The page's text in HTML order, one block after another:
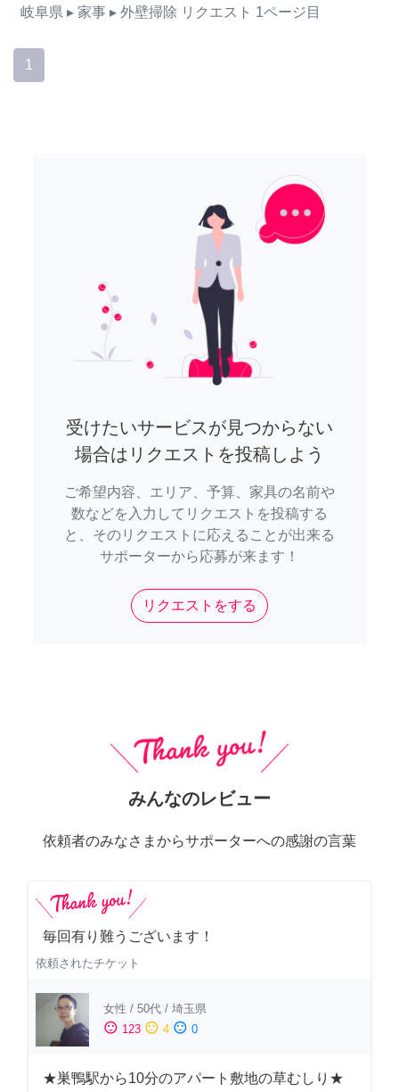
岐阜県 ▸ 家事 ▸ 外壁掃除 リクエスト 1ページ目
1
受けたいサービスが見つからない
場合はリクエストを投稿しよう
ご希望内容、エリア、予算、家具の名前や
数などを入力してリクエストを投稿する
と、そのリクエストに応えることが出来る
サポーターから応募が来ます！
リクエストをする
みんなのレビュー
依頼者のみなさまからサポーターへの感謝の言葉
毎回有り難うございます！
依頼されたチケット
女性 / 50代 / 埼玉県
sentiment_satisfied 123 sentiment_neutral 4 sentiment_dissatisfied 0
★巣鴨駅から10分のアパート敷地の草むしり★